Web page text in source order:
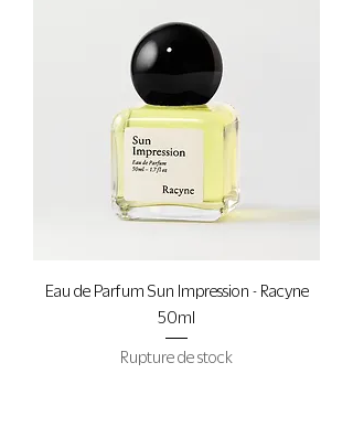
Eau de Parfum Sun Impression - Racyne
50ml
Rupture de stock